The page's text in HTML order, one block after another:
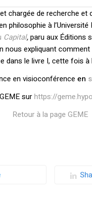
chargée de recherche et
philosophie à
Capital,paru aux Éditions
nous expliquant
le livre I, cette fois à
en visioconférence en
surhttps://
Retour à la page GEME